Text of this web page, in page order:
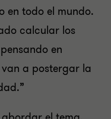
en todo el mundo.
calcular los
en
a postergar la